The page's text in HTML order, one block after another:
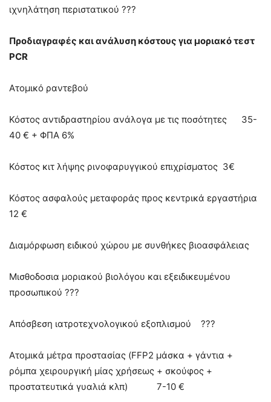
ιχνηλάτηση περιστατικού ???
Προδιαγραφές και ανάλυση κόστους για μοριακό τεστ
PCR
Aτομικό ραντεβού
Κόστος αντιδραστηρίου ανάλογα με τις ποσότητες 35-
40 € + ΦΠΑ 6%
Κόστος κιτ λήψης ρινοφαρυγγικού επιχρίσματος 3€
Κόστος ασφαλούς μεταφοράς προς κεντρικά εργαστήρια
12 €
Διαμόρφωση ειδικού χώρου με συνθήκες βιοασφάλειας
Μισθοδοσια μοριακού βιολόγου και εξειδικευμένου
προσωπικού ???
Απόσβεση ιατροτεχνολογικού εξοπλισμού ???
Ατομικά μέτρα προστασίας (FFP2 μάσκα + γάντια +
ρόμπα χειρουργική μίας χρήσεως + σκούφος +
προστατευτικά γυαλιά κλπ) 7-10 €